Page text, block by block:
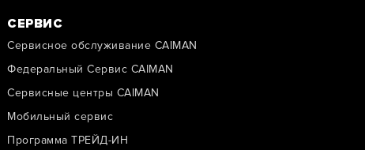
СЕРВИС
Сервисное обслуживание CAIMAN
Федеральный Сервис CAIMAN
Сервисные центры CAIMAN
Мобильный сервис
Программа ТРЕЙД-ИН